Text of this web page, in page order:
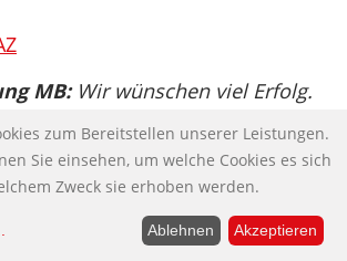
MB:Wir wünschen viel Erfolg.
Wankt auch diese Säule
Rentenbeiträge sinken,
Deutschlands Rentner trotzdem
zum Bereitstellen unserer Leistungen.
Sie einsehen, um welche Cookies es sich
Zweck sie erhoben werden.
Ablehnen Akzeptieren